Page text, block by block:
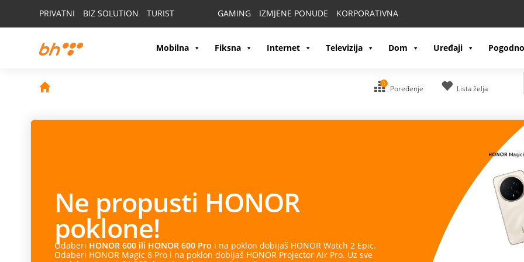
PRIVATNI BIZ SOLUTION TURIST GAMING IZMJENE PONUDE KORPORATIVNA
Mobilna Fiksna Internet Televizija Dom Uređaji
0
Poređenje Lista želja
Vaš
Apple Watch
spaja stil,
zdravlje, treninge i obaveze,
Pronađite model koji